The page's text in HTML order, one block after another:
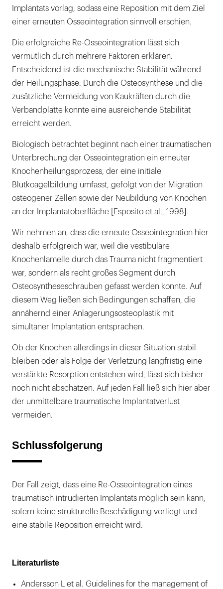
Implantats vorlag, sodass eine Reposition mit dem Ziel
einer erneuten Osseointegration sinnvoll erschien.
Die erfolgreiche Re-Osseointegration lässt sich
vermutlich durch mehrere Faktoren erklären.
Entscheidend ist die mechanische Stabilität während
der Heilungsphase. Durch die Osteosynthese und die
zusätzliche Vermeidung von Kaukräften durch die
Verbandplatte konnte eine ausreichende Stabilität
erreicht werden.
Biologisch betrachtet beginnt nach einer traumatischen
Unterbrechung der Osseointegration ein erneuter
Knochenheilungsprozess, der eine initiale
Blutkoagelbildung umfasst, gefolgt von der Migration
osteogener Zellen sowie der Neubildung von Knochen
an der Implantatoberfläche [Esposito et al., 1998].
Wir nehmen an, dass die erneute Osseointegration hier
deshalb erfolgreich war, weil die vestibuläre
Knochenlamelle durch das Trauma nicht fragmentiert
war, sondern als recht großes Segment durch
Osteosyntheseschrauben gefasst werden konnte. Auf
diesem Weg ließen sich Bedingungen schaffen, die
annähernd einer Anlagerungsosteoplastik mit
simultaner Implantation entsprachen.
Ob der Knochen allerdings in dieser Situation stabil
bleiben oder als Folge der Verletzung langfristig eine
verstärkte Resorption entstehen wird, lässt sich bisher
noch nicht abschätzen. Auf jeden Fall ließ sich hier aber
der unmittelbare traumatische Implantatverlust
vermeiden.
Schlussfolgerung
Der Fall zeigt, dass eine Re-Osseointegration eines
traumatisch intrudierten Implantats möglich sein kann,
sofern keine strukturelle Beschädigung vorliegt und
eine stabile Reposition erreicht wird.
Literaturliste
Andersson L et al. Guidelines for the management of